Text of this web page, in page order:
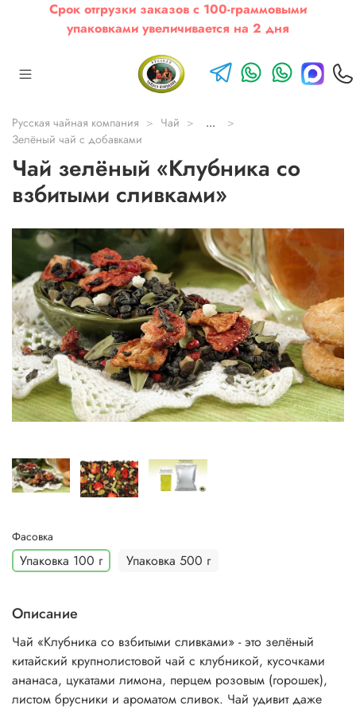
Срок отгрузки заказов с 100-граммовыми
упаковками увеличивается на 2 дня
Русская чайная компания Чай
...
Зелёный чай с добавками
Чай зелёный «Клубника со
взбитыми сливками»
Фасовка
Упаковка 100 г Упаковка 500 г
Описание
Чай «Клубника со взбитыми сливками» - это зелёный
китайский крупнолистовой чай с клубникой, кусочками
ананаса, цукатами лимона, перцем розовым (горошек),
листом брусники и ароматом сливок. Чай удивит даже